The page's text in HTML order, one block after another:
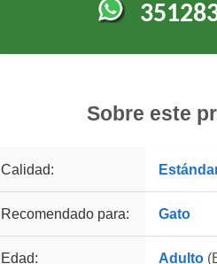
Sobre este
Calidad:
Recomendado para: Gato
Edad: Adulto